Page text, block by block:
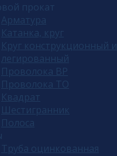
прокат
Арматура
Катанка, круг
Круг конструкционный и
легированный
Проволока ВР
Проволока ТО
Квадрат
Шестигранник
Полоса
Труба оцинкованная